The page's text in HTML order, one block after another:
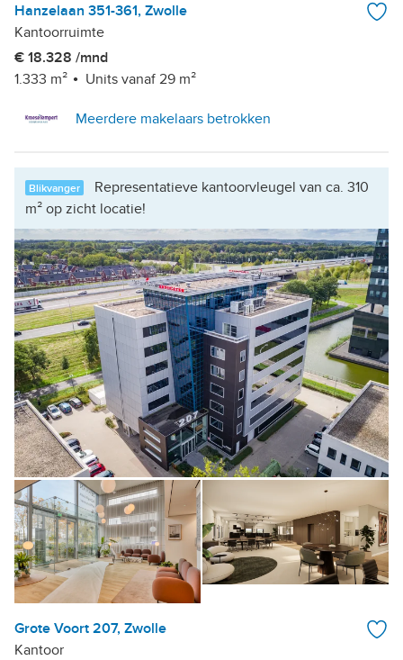
Hanzelaan 351-361, Zwolle
Kantoorruimte
€ 18.328 /mnd
1.333 m²
Units vanaf 29 m²
Meerdere makelaars betrokken
Blikvanger
Representatieve kantoorvleugel van ca. 310
m² op zicht locatie!
Grote Voort 207, Zwolle
Kantoor